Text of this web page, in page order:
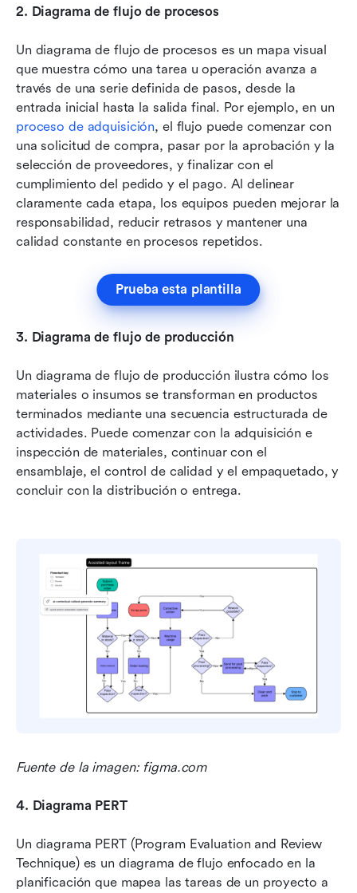
2. Diagrama de flujo de procesos
Un diagrama de flujo de procesos es un mapa visual
que muestra cómo una tarea u operación avanza a
través de una serie definida de pasos, desde la
proceso de adquisición, el flujo puede comenzar con
una solicitud de compra, pasar por la aprobación y la
selección de proveedores, y finalizar con el
cumplimiento del pedido y el pago. Al delinear
claramente cada etapa, los equipos pueden mejorar la
responsabilidad, reducir retrasos y mantener una
calidad constante en procesos repetidos.
Prueba esta plantilla
3. Diagrama de flujo de producción
Un diagrama de flujo de producción ilustra cómo los
materiales o insumos se transforman en productos
terminados mediante una secuencia estructurada de
actividades. Puede comenzar con la adquisición e
inspección de materiales, continuar con el
ensamblaje, el control de calidad y el empaquetado, y
concluir con la distribución o entrega.
Fuente de la imagen: figma.com
4. Diagrama PERT
Un diagrama PERT (Program Evaluation and Review
Technique) es un diagrama de flujo enfocado en la
planificación que mapea las tareas de un proyecto a